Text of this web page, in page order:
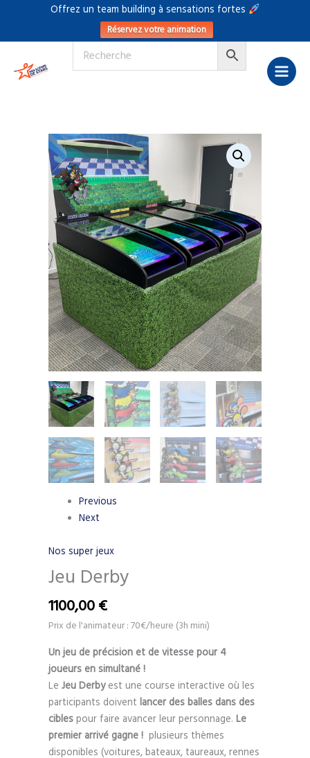
Offrez un team building à sensations fortes
Réservez votre animation
contenu
Previous
Next
Nos super jeux
Jeu Derby
1100,00 €
Prix de l'animateur : 70€/heure (3h mini)
Un jeu de précision et de vitesse pour 4
joueurs en simultané !
Le Jeu Derbyest une course interactive où les
participants doivent lancer des balles dans des
cibles pour faire avancer leur personnage. Le
premier arrivé gagne ! plusieurs thèmes
disponibles (voitures, bateaux, taureaux, rennes